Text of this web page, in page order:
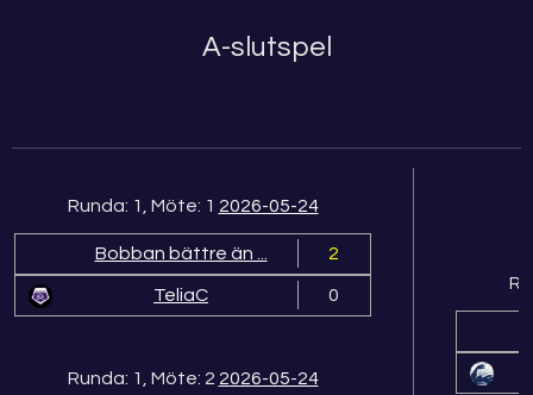
A-slutspel
Runda: 1, Möte: 1 2026-05-24
Bobban bättre än ... 2
TeliaC 0
Runda: 1, Möte: 2 2026-05-24